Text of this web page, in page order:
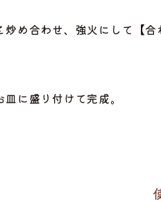
め合わせ、強火にして【合
に盛り付けて完成。